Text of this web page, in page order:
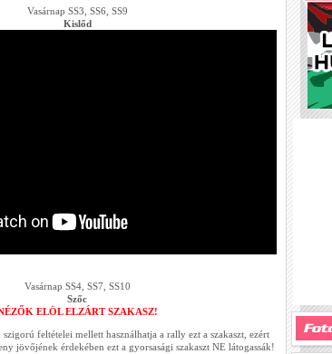
Vasárnap SS3, SS6, SS9
Kislőd
Vasárnap SS4, SS7, SS10
Szőc
ELÖL ELZÁRT SZAKASZ!
feltételei mellett használhatja a rally ezt a szakaszt, ezért
jövőjének érdekében ezt a gyorsasági szakaszt NE látogassák!